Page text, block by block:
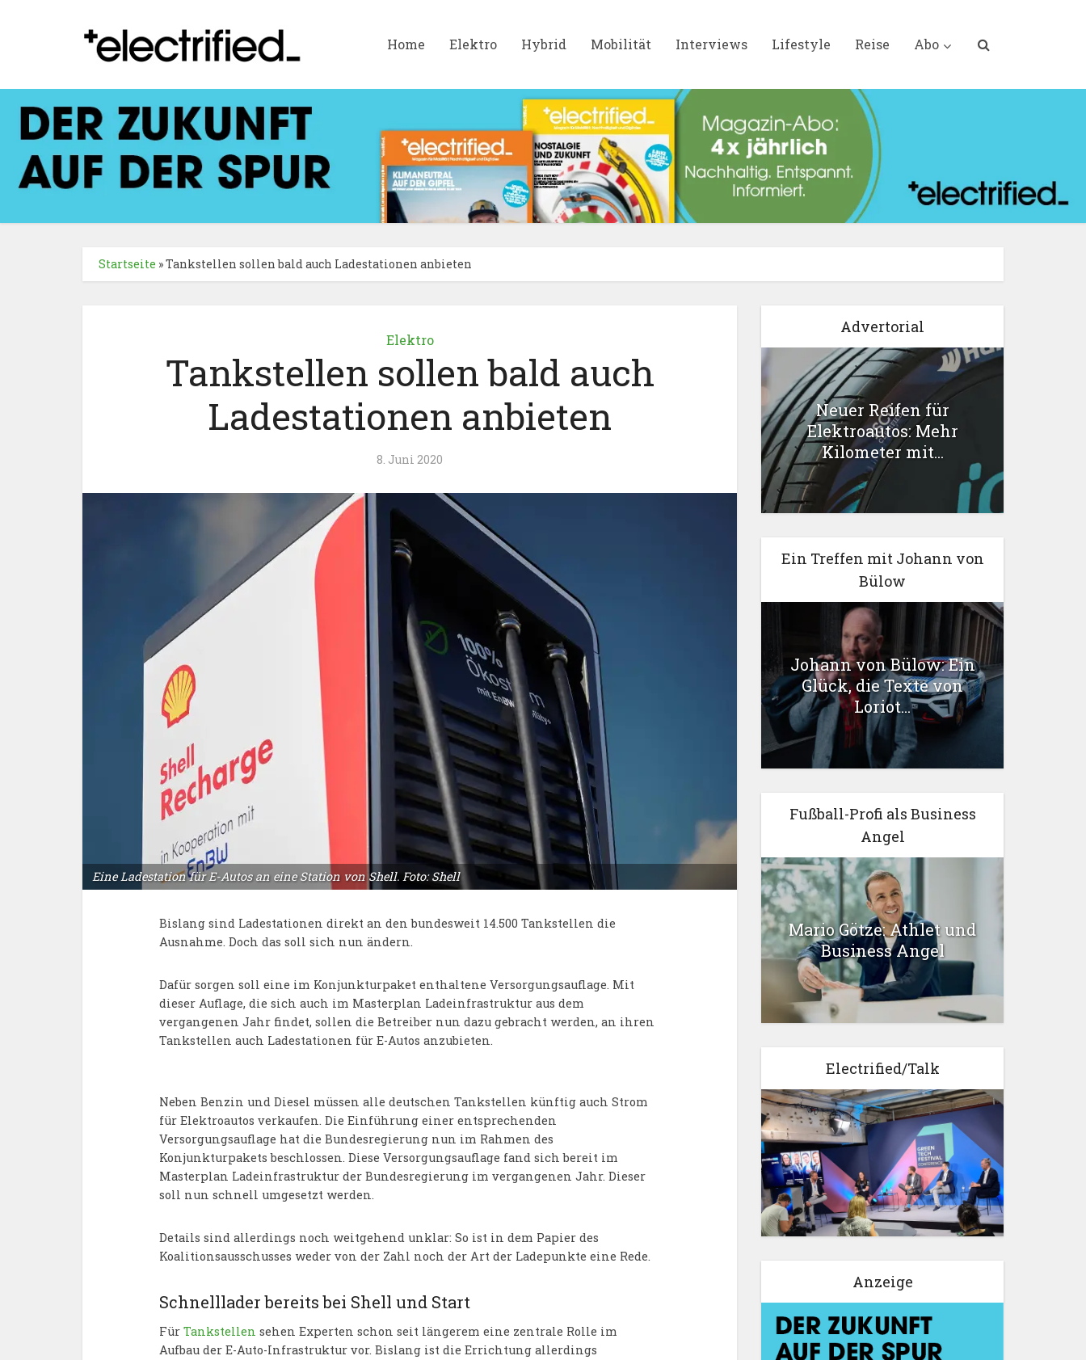
Home Elektro Hybrid Mobilität Interviews Lifestyle Reise Abo
Startseite »Tankstellen sollen bald auch Ladestationen anbieten
Elektro
Tankstellen sollen bald auch
Ladestationen anbieten
8. Juni 2020
Eine Ladestation für E-Autos an eine Station von Shell. Foto: Shell
Bislang sind Ladestationen direkt an den bundesweit 14.500 Tankstellen die
Ausnahme. Doch das soll sich nun ändern.
Dafür sorgen soll eine im Konjunkturpaket enthaltene Versorgungsauflage. Mit
dieser Auflage, die sich auch im Masterplan Ladeinfrastruktur aus dem
vergangenen Jahr findet, sollen die Betreiber nun dazu gebracht werden, an ihren
Tankstellen auch Ladestationen für E-Autos anzubieten.
Neben Benzin und Diesel müssen alle deutschen Tankstellen künftig auch Strom
für Elektroautos verkaufen. Die Einführung einer entsprechenden
Versorgungsauflage hat die Bundesregierung nun im Rahmen des
Konjunkturpakets beschlossen. Diese Versorgungsauflage fand sich bereit im
Masterplan Ladeinfrastruktur der Bundesregierung im vergangenen Jahr. Dieser
soll nun schnell umgesetzt werden.
Details sind allerdings noch weitgehend unklar: So ist in dem Papier des
Koalitionsausschusses weder von der Zahl noch der Art der Ladepunkte eine Rede.
Schnelllader bereits bei Shell und Start
Für Tankstellen sehen Experten schon seit längerem eine zentrale Rolle im
Aufbau der E-Auto-Infrastruktur vor. Bislang ist die Errichtung allerdings
Advertorial
Neuer Reifen für
Elektroautos: Mehr
Kilometer mit...
Ein Treffen mit Johann von
Bülow
Johann von Bülow: Ein
Glück, die Texte von
Loriot...
Fußball-Profi als Business
Angel
Mario Götze: Athlet und
Business Angel
Electrified/Talk
Anzeige